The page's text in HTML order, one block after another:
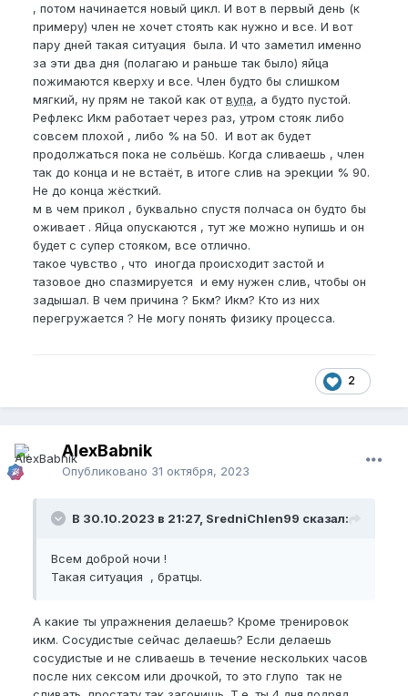
, потом начинается новый цикл. И вот в первый день (к
примеру) член не хочет стоять как нужно и все. И вот
пару дней такая ситуация была. И что заметил именно
за эти два дня (полагаю и раньше так было) яйца
пожимаются кверху и все. Член будто бы слишком
мягкий, ну прям не такой как отвупа, а будто пустой.
Рефлекс Икм работает через раз, утром стояк либо
совсем плохой , либо % на 50. И вот ак будет
продолжаться пока не сольёшь. Когда сливаешь , член
так до конца и не встаёт, в итоге слив на эрекции % 90.
Не до конца жёсткий.
м в чем прикол , буквально спустя полчаса он будто бы
оживает . Яйца опускаются , тут же можно нупишь и он
будет с супер стояком, все отлично.
такое чувство , что иногда происходит застой и
тазовое дно спазмируется и ему нужен слив, чтобы он
задышал. В чем причина ? Бкм? Икм? Кто из них
перегружается ? Не могу понять физику процесса.
2
AlexBabnik
Опубликовано 31 октября, 2023
В 30.10.2023 в 21:27, SredniChlen99 сказал:
Всем доброй ночи !
Такая ситуация , братцы.
А какие ты упражнения делаешь? Кроме тренировок
икм. Сосудистые сейчас делаешь? Если делаешь
сосудистые и не сливаешь в течение нескольких часов
после них сексом или дрочкой, то это глупо так не